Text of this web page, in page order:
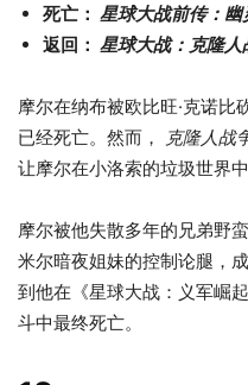
死亡： 星球大战前传：幽
返回： 星球大战：克隆人
摩尔在纳布被欧比旺·克诺比
已经死亡。然而，
克隆人战
让摩尔在小洛索的垃圾世界中
摩尔被他失散多年的兄弟野
米尔暗夜姐妹的控制论腿，
到他在《星球大战：义军崛
斗中最终死亡。